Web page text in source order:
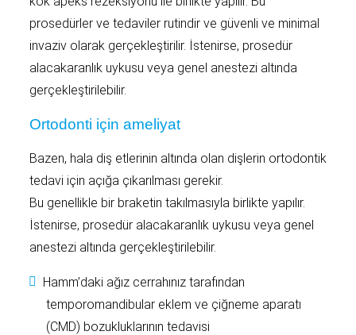
prosedürler ve tedaviler rutindir ve güvenli ve minimal
invaziv olarak gerçekleştirilir. İstenirse, prosedür
alacakaranlık uykusu veya genel anestezi altında
gerçekleştirilebilir.
Ortodonti için ameliyat
Bazen, hala diş etlerinin altında olan dişlerin ortodontik
tedavi için açığa çıkarılması gerekir.
Bu genellikle bir braketin takılmasıyla birlikte yapılır.
İstenirse, prosedür alacakaranlık uykusu veya genel
anestezi altında gerçekleştirilebilir.
Hamm’daki ağız cerrahınız tarafından
temporomandibular eklem ve çiğneme aparatı
(CMD) bozukluklarının tedavisi